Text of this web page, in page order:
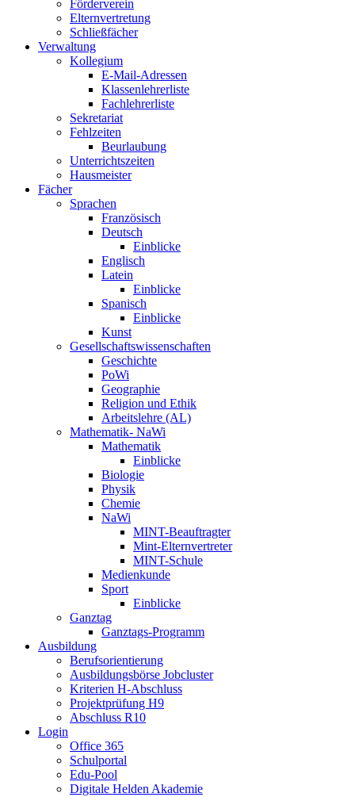
Förderverein
Elternvertretung
Schließfächer
Verwaltung
Kollegium
E-Mail-Adressen
Klassenlehrerliste
Fachlehrerliste
Sekretariat
Fehlzeiten
Beurlaubung
Unterrichtszeiten
Hausmeister
Fächer
Sprachen
Französisch
Deutsch
Einblicke
Englisch
Latein
Einblicke
Spanisch
Einblicke
Kunst
Gesellschaftswissenschaften
Geschichte
PoWi
Geographie
Religion und Ethik
Arbeitslehre (AL)
Mathematik- NaWi
Mathematik
Einblicke
Biologie
Physik
Chemie
NaWi
MINT-Beauftragter
Mint-Elternvertreter
MINT-Schule
Medienkunde
Sport
Einblicke
Ganztag
Ganztags-Programm
Ausbildung
Berufsorientierung
Ausbildungsbörse Jobcluster
Kriterien H-Abschluss
Projektprüfung H9
Abschluss R10
Login
Office 365
Schulportal
Edu-Pool
Digitale Helden Akademie